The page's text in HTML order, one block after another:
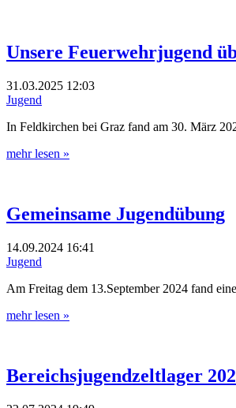
Unsere Feuerwehrjugend
31.03.2025 12:03
Jugend
In Feldkirchen bei Graz fand am 30. März
mehr lesen »
Gemeinsame Jugendübung
14.09.2024 16:41
Jugend
Am Freitag dem 13.September 2024 fand
mehr lesen »
Bereichsjugendzeltlager